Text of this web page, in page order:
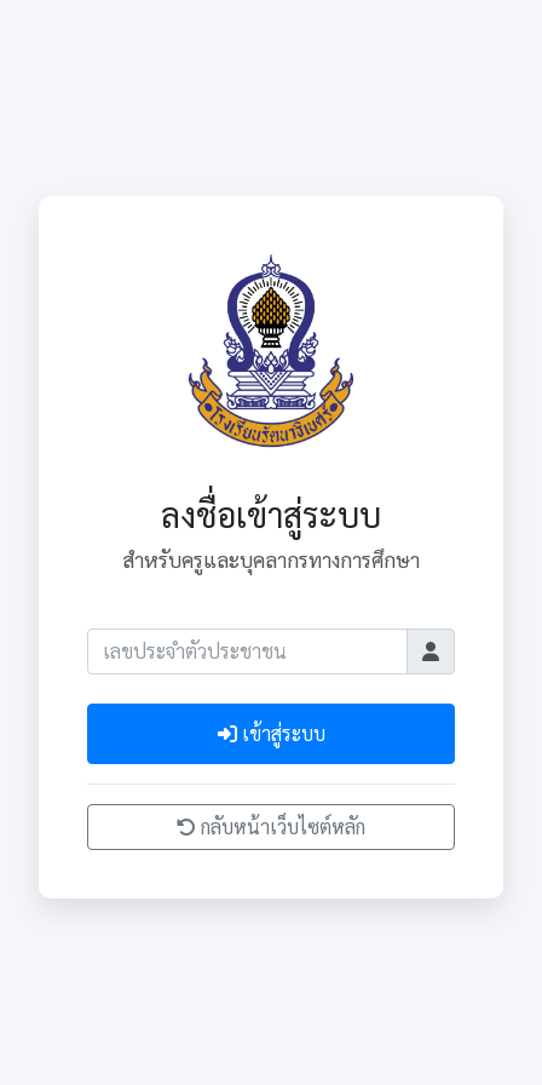
ลงชื่อเข้าสู่ระบบ
สำหรับครูและบุคลากรทางการศึกษา
เข้าสู่ระบบ
กลับหน้าเว็บไซต์หลัก